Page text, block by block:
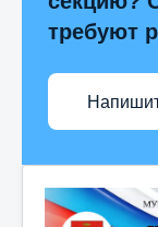
требуют